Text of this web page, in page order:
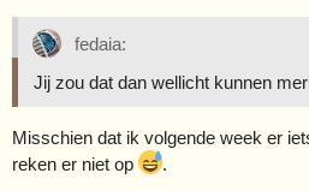
fedaia:
Jij zou dat dan wellicht kunnen
Misschien dat ik volgende week er
reken er niet op
.